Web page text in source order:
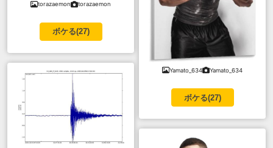
torazaemon torazaemon
ボケる(27)
Yamato_634 Yamato_634
ボケる(27)